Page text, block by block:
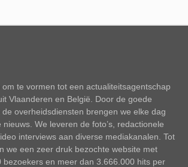
om te vormen tot een actualiteitsagentschap
Vlaanderen en België. Door de goede
overheidsdiensten brengen we elke dag
We leveren de foto’s, redactionele
interviews aan diverse mediakanalen. Tot
we een zeer druk bezochte website met
bezoekers en meer dan 3.666.000 hits per